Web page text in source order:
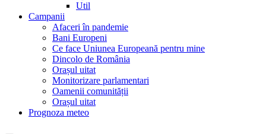
Util
Campanii
Afaceri în pandemie
Bani Europeni
Ce face Uniunea Europeană pentru mine
Dincolo de România
Orașul uitat
Monitorizare parlamentari
Oamenii comunității
Orașul uitat
Prognoza meteo